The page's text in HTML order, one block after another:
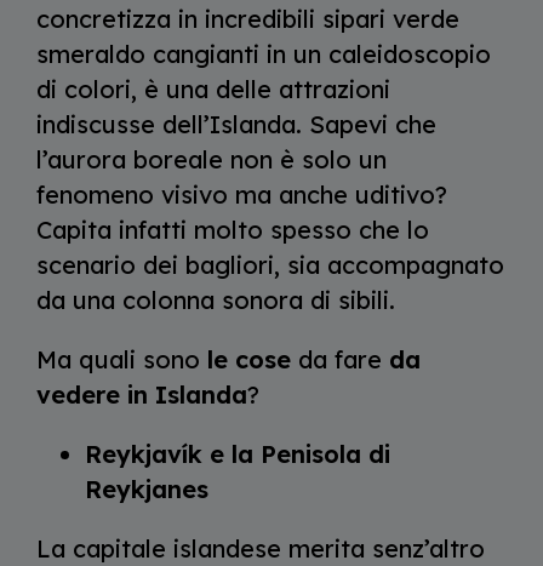
concretizza in incredibili sipari verde
smeraldo cangianti in un caleidoscopio
di colori, è una delle attrazioni
indiscusse dell’Islanda. Sapevi che
l’aurora boreale non è solo un
fenomeno visivo ma anche uditivo?
Capita infatti molto spesso che lo
scenario dei bagliori, sia accompagnato
da una colonna sonora di sibili.
Ma quali sono le cose da fare da
vedere in Islanda?
Reykjavík e la Penisola di
Reykjanes
La capitale islandese merita senz’altro